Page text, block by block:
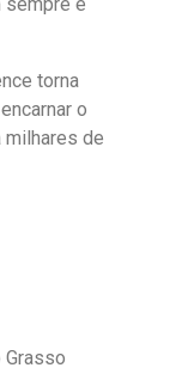
torna
o
milhares de